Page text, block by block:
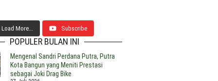
Load More... Subscribe
POPULER BULAN INI
Mengenal Sandri Perdana Putra, Putra
Kota Bangun yang Meniti Prestasi
sebagai Joki Drag Bike